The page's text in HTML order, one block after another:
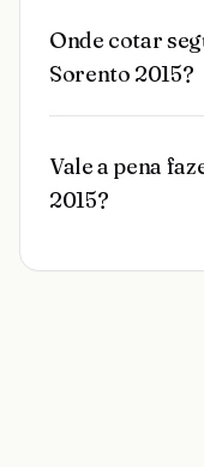
Onde cotar
Sorento 2015?
Vale a pena
2015?